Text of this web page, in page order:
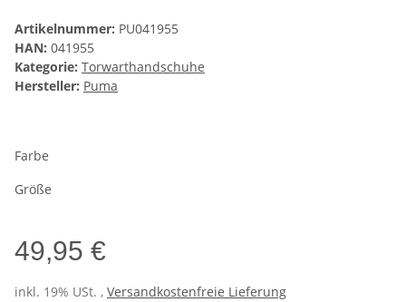
Artikelnummer: PU041955
HAN: 041955
Kategorie: Torwarthandschuhe
Hersteller: Puma
Farbe
Größe
49,95 €
inkl. 19% USt. , Versandkostenfreie Lieferung